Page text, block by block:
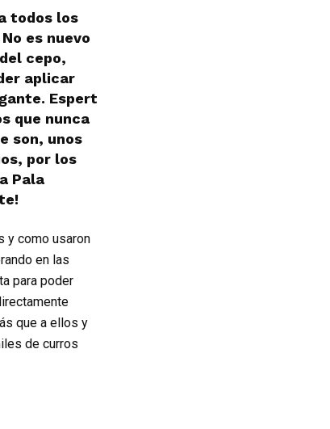
todos los
es nuevo
cepo,
aplicar
Espert
que nunca
son, unos
por los
Pala
y como usaron
en las
para poder
que a ellos y
de curros